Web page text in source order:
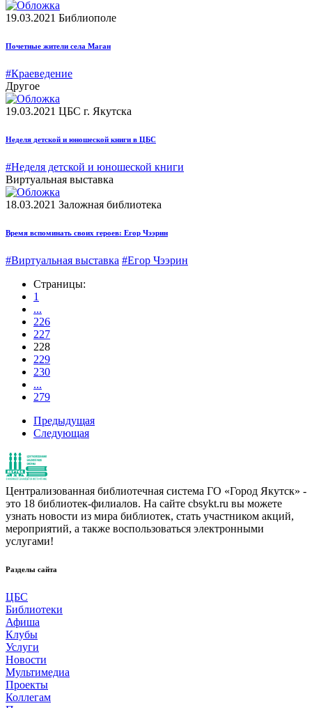
19.03.2021 Библиополе
Почетные жители села Маган
#Краеведение
Другое
19.03.2021 ЦБС г. Якутска
Неделя детской и юношеской книги в ЦБС
#Неделя детской и юношеской книги
Виртуальная выставка
18.03.2021 Заложная библиотека
Время вспоминать своих героев: Егор Чээрин
#Виртуальная выставка #Егор Чээрин
Страницы:
1
...
226
227
228
229
230
...
279
Предыдущая
Следующая
Централизованная библиотечная система ГО «Город Якутск» -
это 18 библиотек-филиалов. На сайте cbsykt.ru вы можете
узнать новости из мира библиотек, стать участником акций,
мероприятий, а также воспользоваться электронными
услугами!
Разделы сайта
ЦБС
Библиотеки
Афиша
Клубы
Услуги
Новости
Мультимедиа
Проекты
Коллегам